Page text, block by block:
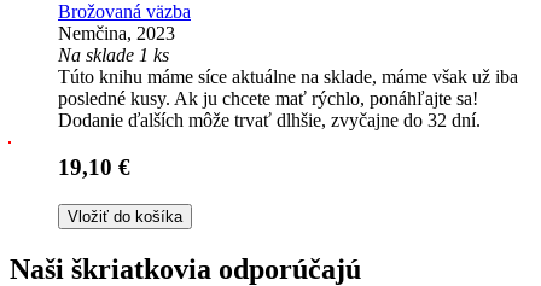
Brožovaná väzba
Nemčina, 2023
Na sklade 1 ks
Túto knihu máme síce aktuálne na sklade, máme však už iba
posledné kusy. Ak ju chcete mať rýchlo, ponáhľajte sa!
Dodanie ďalších môže trvať dlhšie, zvyčajne do 32 dní.
19,10 €
Vložiť do košíka
Naši škriatkovia odporúčajú